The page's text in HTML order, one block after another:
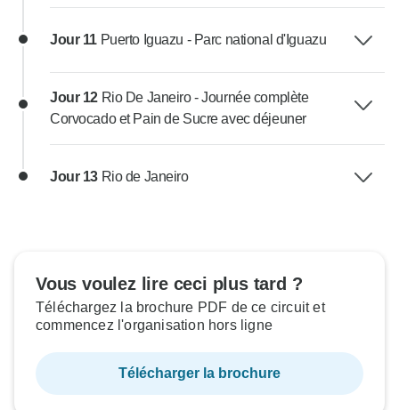
Jour 11 Puerto Iguazu - Parc national d'Iguazu
Jour 12 Rio De Janeiro - Journée complète
Corvocado et Pain de Sucre avec déjeuner
Jour 13 Rio de Janeiro
Vous voulez lire ceci plus tard ?
Téléchargez la brochure PDF de ce circuit et
commencez l'organisation hors ligne
Télécharger la brochure